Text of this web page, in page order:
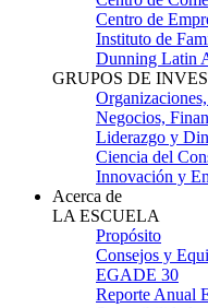
Centro de
Instituto de
Dunning Latin
GRUPOS DE
Negocios,
Liderazgo y
Ciencia del
Innovación y
Acerca de
LA ESCUELA
Propósito
Consejos y
EGADE 30
Reporte Anual